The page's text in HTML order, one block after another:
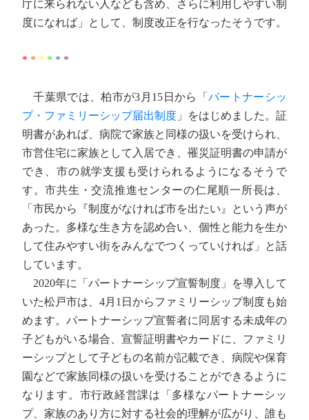
庁に来られない人なども含め、さらに利用しやすい制
度になれば」として、制度改正を行なったそうです。
* * * * * *
千葉県では、柏市が3月15日から「 パートナーシッ
プ・ファミリーシップ届出制度 」をはじめました。証
明書があれば、病院で家族と同様の扱いを受けられ、
市営住宅に家族として入居でき、罹災証明書の申請が
でき、市の就学支援も受けられるようになるそうで
す。市共生・交流推進センターの仁尾順一所長は、
「市民から『制度がなければ市を出たい』という声が
あった。多様な生き方を認め合い、個性と能力を生か
して住みやすい街をみんなでつくっていければ」と話
しています。
2020年に「パートナーシップ宣誓制度」を導入して
いた松戸市は、4月1日からファミリーシップ制度も始
めます。パートナーシップ宣誓者に同居する未成年の
子どもがいる場合、宣誓証明書やカードに、ファミリ
ーシップとして子どもの名前が記載でき、病院や保育
園などで家族同様の扱いを受けることができるように
なります。市行政経営課は「多様なパートナーシッ
プ、家族のあり方に対する社会的理解が広がり、誰も